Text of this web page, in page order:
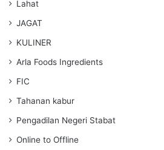
Lahat
JAGAT
KULINER
Arla Foods Ingredients
FIC
Tahanan kabur
Pengadilan Negeri Stabat
Online to Offline